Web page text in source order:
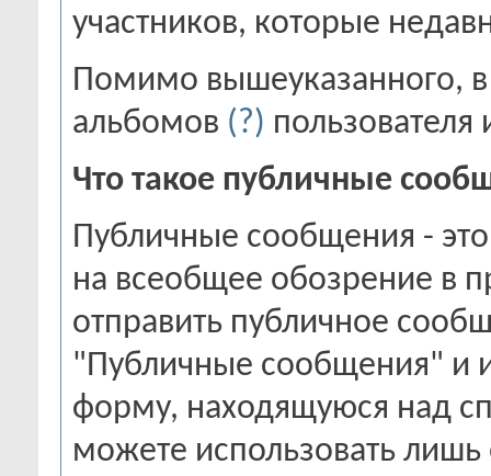
участников, которые
Помимо вышеуказанного,
альбомов (?) пользователя
Что такое публичные
Публичные сообщения -
на всеобщее обозрение в
отправить публичное
"Публичные сообщения" и
форму, находящуюся над
можете использовать